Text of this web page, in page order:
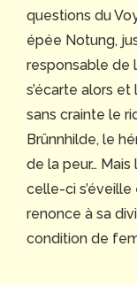
questions du
épée Notung,
responsable de
s’écarte alors
sans crainte le
Brünnhilde, le
de la peur… Mais
celle-ci
renonce à sa
condition de